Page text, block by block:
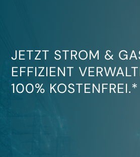
JETZT STROM &
EFFIZIENT
100% KOSTENFREI.*